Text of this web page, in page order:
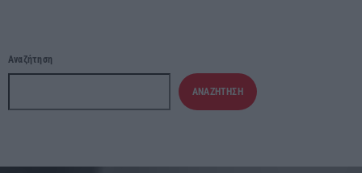
Αναζήτηση
ΑΝΑΖΉΤΗΣΗ